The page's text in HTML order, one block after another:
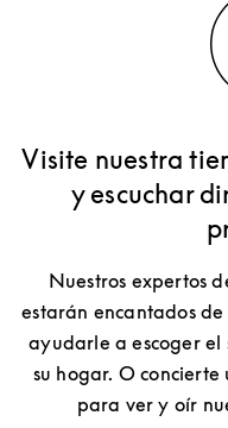
Visite nuestra
y escuchar
Nuestros expertos
estarán encantados
ayudarle a escoger
su hogar. O concierte
para ver y oír